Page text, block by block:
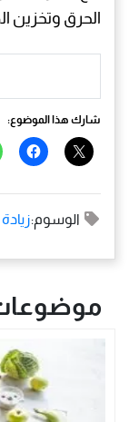
الحرق وتخزين
شارك هذا الموضوع:
الوسوم: